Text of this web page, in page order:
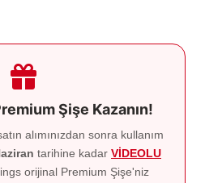
Şişe Kazanın!
alımınızdan sonra kullanım
tarihine kadar VİDEOLU
orijinal Premium Şişe'niz